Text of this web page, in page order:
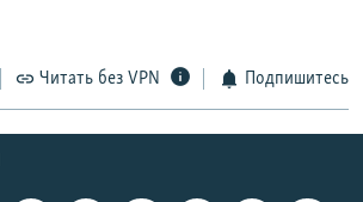
Читать без VPN Подпишитесь